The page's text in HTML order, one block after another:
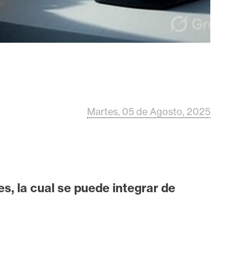
Martes, 05 de Agosto, 2025
la cual se puede integrar de